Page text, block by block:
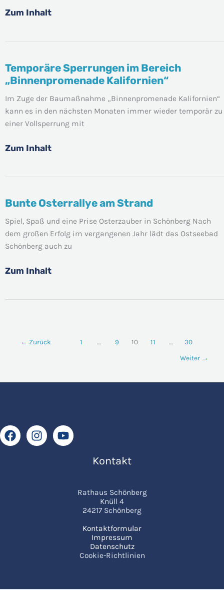
neuem
Format
Zum Inhalt
Temporäre Sperrungen im Bereich
„Binnenpromenade Kalifornien“
Im Zuge der Baumaßnahme „Binnenpromenade Kalifornien“
kann es in den nächsten Monaten immer wieder temporär zu
einer Vollsperrung mit
Temporäre
Sperrungen
Bereich
„Binnenpromenade
Kalifornien“
Zum Inhalt
Bunte Osterrallye am Strand
Spiel, Spaß und eine Prise Osterzauber in Schönberg Nach
dem großen Erfolg im vergangenen Jahr lädt das Ostseebad
Schönberg auch zu
Bunte
am
Strand
Zum Inhalt
← Zurück 1 … 9 10 11 …
30
Weiter →
Kontakt
Rathaus Schönberg
Knüll 4
24217 Schönberg
Kontaktformular
Impressum
Datenschutz
Cookie-Richtlinien